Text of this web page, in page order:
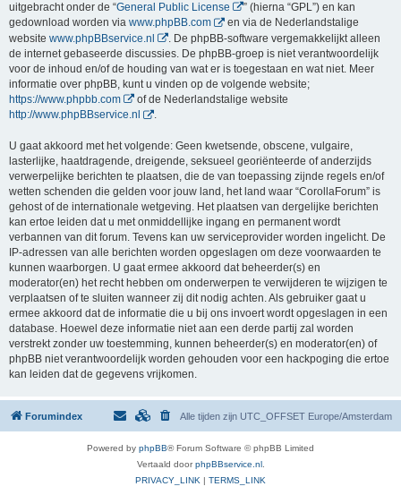
uitgebracht onder de “General Public License
” (hierna “GPL”) en kan
gedownload worden via www.phpBB.com
en via de Nederlandstalige
website www.phpBBservice.nl
. De phpBB-software vergemakkelijkt alleen
de internet gebaseerde discussies. De phpBB-groep is niet verantwoordelijk
voor de inhoud en/of de houding van wat er is toegestaan en wat niet. Meer
informatie over phpBB, kunt u vinden op de volgende website;
https://www.phpbb.com
of de Nederlandstalige website
http://www.phpBBservice.nl
.
U gaat akkoord met het volgende: Geen kwetsende, obscene, vulgaire,
lasterlijke, haatdragende, dreigende, seksueel georiënteerde of anderzijds
verwerpelijke berichten te plaatsen, die de van toepassing zijnde regels en/of
wetten schenden die gelden voor jouw land, het land waar “CorollaForum” is
gehost of de internationale wetgeving. Het plaatsen van dergelijke berichten
kan ertoe leiden dat u met onmiddellijke ingang en permanent wordt
verbannen van dit forum. Tevens kan uw serviceprovider worden ingelicht. De
IP-adressen van alle berichten worden opgeslagen om deze voorwaarden te
kunnen waarborgen. U gaat ermee akkoord dat beheerder(s) en
moderator(en) het recht hebben om onderwerpen te verwijderen te wijzigen te
verplaatsen of te sluiten wanneer zij dit nodig achten. Als gebruiker gaat u
ermee akkoord dat de informatie die u bij ons invoert wordt opgeslagen in een
database. Hoewel deze informatie niet aan een derde partij zal worden
verstrekt zonder uw toestemming, kunnen beheerder(s) en moderator(en) of
phpBB niet verantwoordelijk worden gehouden voor een hackpoging die ertoe
kan leiden dat de gegevens vrijkomen.
Forumindex Alle tijden zijn UTC_OFFSET Europe/Amsterdam
Powered by phpBB® Forum Software © phpBB Limited
Vertaald doorphpBBservice.nl.
PRIVACY_LINK | TERMS_LINK